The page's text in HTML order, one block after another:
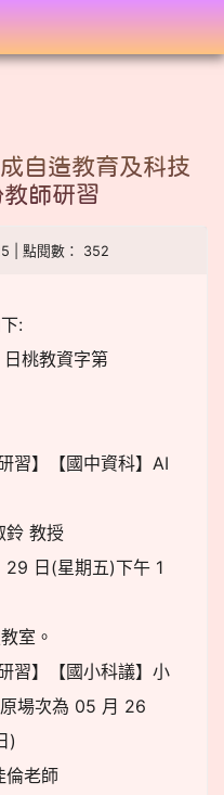
自造教育及科技
師研習
| 點閱數： 352
:
桃教資字第
】【國中資科】AI
教授
日(星期五)下午 1
室。
】【國小科議】小
場次為 05 月 26
)
老師